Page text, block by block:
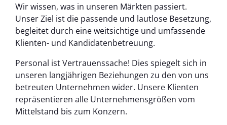
Wir wissen, was in unseren Märkten passiert.
Unser Ziel ist die passende und lautlose Besetzung,
begleitet durch eine weitsichtige und umfassende
Klienten- und Kandidatenbetreuung.
Personal ist Vertrauenssache! Dies spiegelt sich in
unseren langjährigen Beziehungen zu den von uns
betreuten Unternehmen wider. Unsere Klienten
repräsentieren alle Unternehmensgrößen vom
Mittelstand bis zum Konzern.